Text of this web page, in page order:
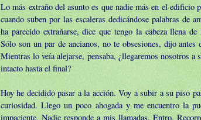
Lo más extraño del asunto es que nadie más en el edificio
cuando suben por las escaleras dedicándose palabras de
ha parecido extrañarse, dice que tengo la cabeza llena
Sólo son un par de ancianos, no te obsesiones, dijo antes
Mientras lo veía alejarse, pensaba, ¿llegaremos nosotros a
intacto hasta el final?
Hoy he decidido pasar a la acción. Voy a subir a su piso
curiosidad. Llego un poco ahogada y me encuentro la
impaciente. Nadie responde a mis llamadas. Entro.